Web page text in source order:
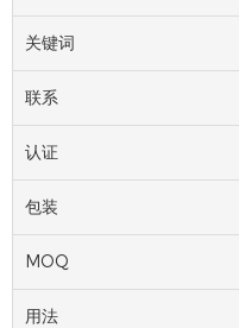
关键词
联系
认证
包装
MOQ
用法